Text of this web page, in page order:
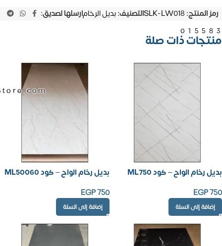
رمز المنتج: SLK-LW018التصنيف:بديل الرخامارسلها لصديق:
منتجات ذات صلة
بديل رخام الواح – كود ML750
EGP750
إضافة إلى السلة
بديل رخام الواح – كود ML50060
EGP750
إضافة إلى السلة